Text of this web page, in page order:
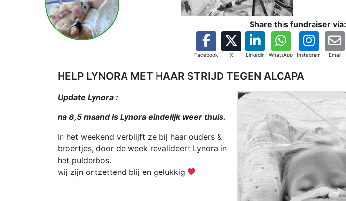
Share this fundraiser via:
Facebook X Linkedin WhatsApp Instagram Email
HELP LYNORA MET HAAR STRIJD TEGEN ALCAPA
Update Lynora :
na 8,5 maand is Lynora eindelijk weer thuis.
In het weekend verblijft ze bij haar ouders &
broertjes, door de week revalideert Lynora in
het pulderbos.
wij zijn ontzettend blij en gelukkig